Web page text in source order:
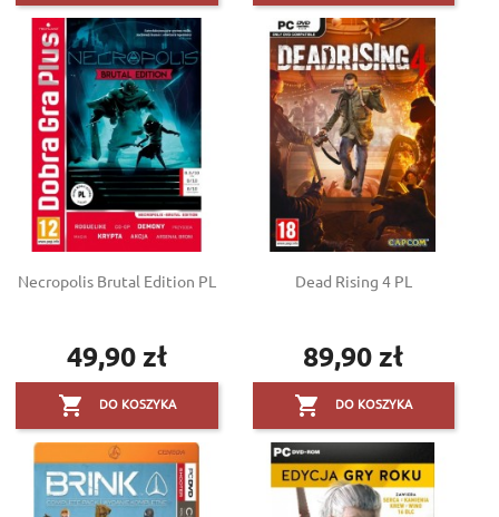
Necropolis Brutal Edition PL
Cena
49,90 zł
 DO KOSZYKA
Dead Rising 4 PL
Cena
89,90 zł
 DO KOSZYKA